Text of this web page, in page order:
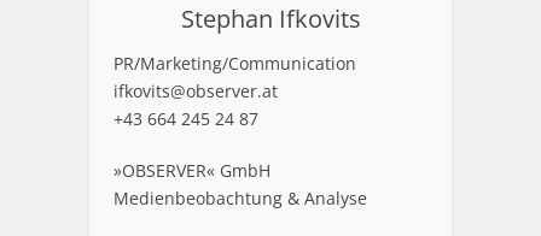
Stephan Ifkovits
PR/Marketing/Communication
ifkovits@observer.at
+43 664 245 24 87
»OBSERVER« GmbH
Medienbeobachtung & Analyse